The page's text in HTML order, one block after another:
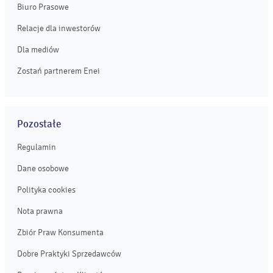
Biuro Prasowe
Relacje dla inwestorów
Dla mediów
Zostań partnerem Enei
Pozostałe
Regulamin
Dane osobowe
Polityka cookies
Nota prawna
Zbiór Praw Konsumenta
Dobre Praktyki Sprzedawców